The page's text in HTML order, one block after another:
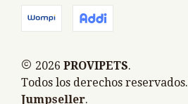
2026 PROVIPETS.
Todos los derechos reservados.
Jumpseller.